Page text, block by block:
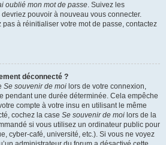
oublié mon mot de passe. Suivez les
pouvoir à nouveau vous connecter.
à réinitialiser votre mot de passe, contactez
déconnecté ?
Se souvenir de moi lors de votre connexion,
pendant une durée déterminée. Cela empêche
compte à votre insu en utilisant le même
cochez la case Se souvenir de moi lors de la
si vous utilisez un ordinateur public pour
cyber-café, université, etc.). Si vous ne voyez